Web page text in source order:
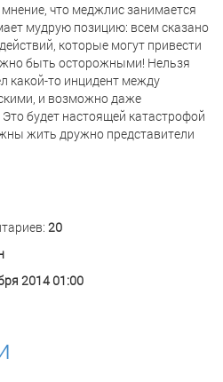
что меджлис занимается
мудрую позицию: всем сказано
которые могут привести
быть осторожными! Нельзя
какой-то инцидент между
и возможно даже
будет настоящей катастрофой
жить дружно представители
20
2014 01:00